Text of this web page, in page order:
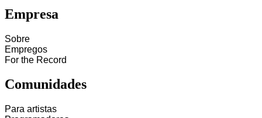
Empresa
Sobre
Empregos
For the Record
Comunidades
Para artistas